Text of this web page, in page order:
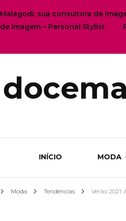
sua consultora de
Imagem – Personal Stylist
INÍCIO MODA
Moda Tendências Verão